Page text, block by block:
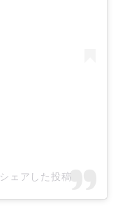
ェアした投稿